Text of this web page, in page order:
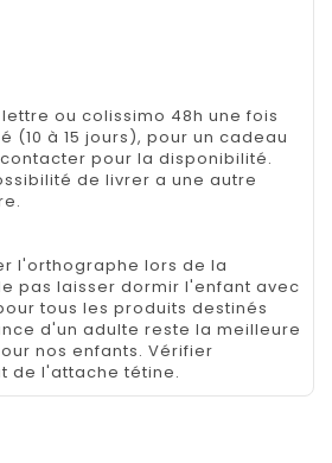
ou colissimo 48h une fois
(10 à 15 jours), pour un cadeau
pour la disponibilité.
de livrer a une autre
l'orthographe lors de la
pas laisser dormir l'enfant avec
tous les produits destinés
d'un adulte reste la meilleure
nos enfants. Vérifier
de l'attache tétine.